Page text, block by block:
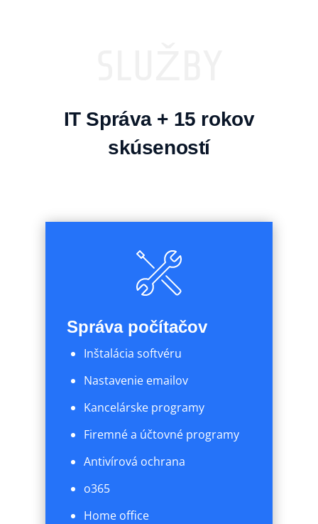
IT Správa + 15 rokov
skúseností
Správa počítačov
Inštalácia softvéru
Nastavenie emailov
Kancelárske programy
Firemné a účtovné programy
Antivírová ochrana
o365
Home office